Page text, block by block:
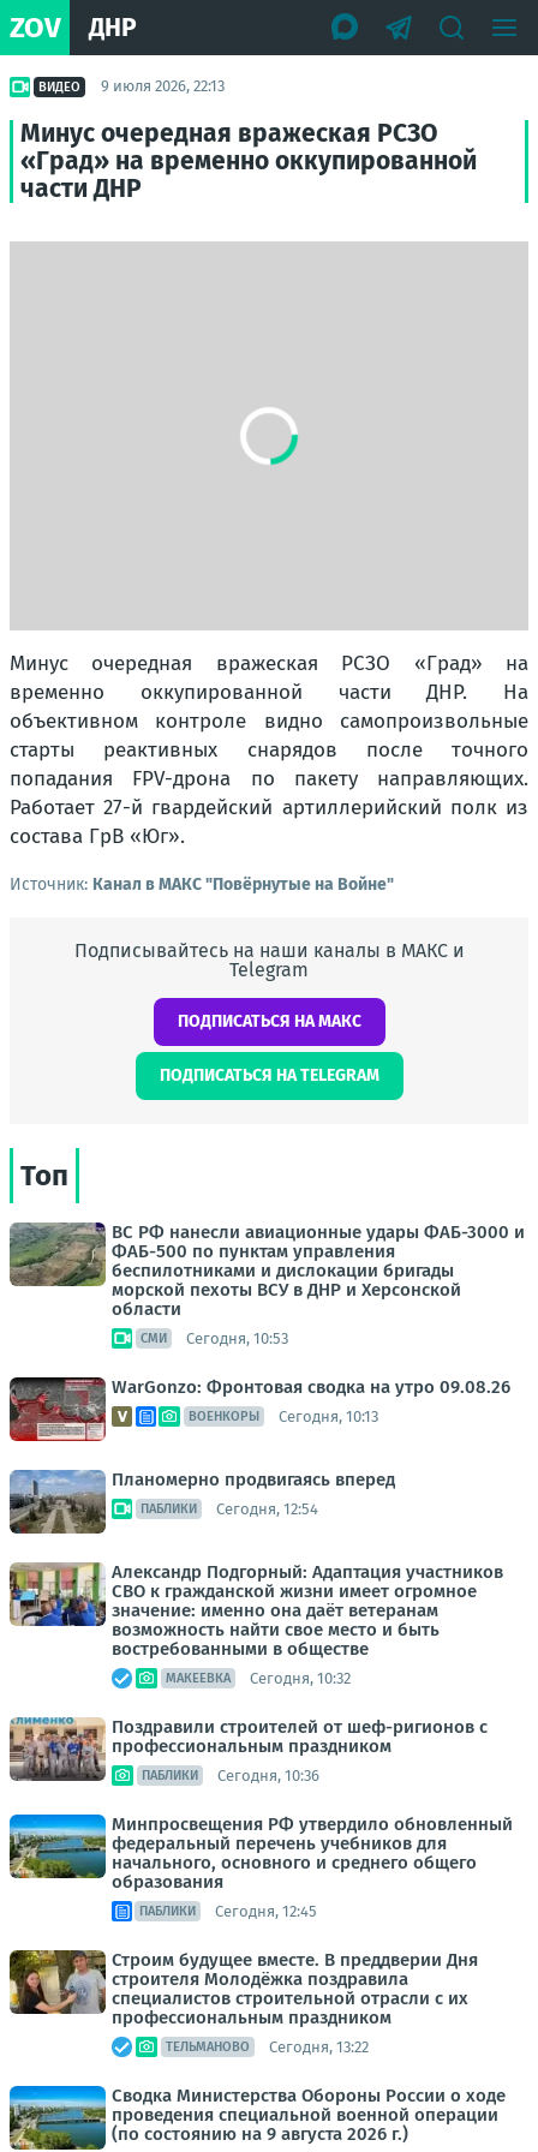
ZOV ДНР
ВИДЕО 9 июля 2026, 22:13
Минус очередная вражеская РСЗО
«Град» на временно оккупированной
части ДНР
Минус очередная вражеская РСЗО «Град» на
временно оккупированной части ДНР. На
объективном контроле видно самопроизвольные
старты реактивных снарядов после точного
попадания FPV-дрона по пакету направляющих.
Работает 27-й гвардейский артиллерийский полк из
состава ГрВ «Юг».
Источник: Канал в МАКС "Повёрнутые на Войне"
Подписывайтесь на наши каналы в МАКС и
Telegram
ПОДПИСАТЬСЯ НА МАКС
ПОДПИСАТЬСЯ НА TELEGRAM
Топ
ВС РФ нанесли авиационные удары ФАБ-3000 и
ФАБ-500 по пунктам управления
беспилотниками и дислокации бригады
морской пехоты ВСУ в ДНР и Херсонской
области
СМИ Сегодня, 10:53
WarGonzo: Фронтовая сводка на утро 09.08.26
ВОЕНКОРЫ Сегодня, 10:13
Планомерно продвигаясь вперед
ПАБЛИКИ Сегодня, 12:54
Александр Подгорный: Адаптация участников
СВО к гражданской жизни имеет огромное
значение: именно она даёт ветеранам
возможность найти свое место и быть
востребованными в обществе
МАКЕЕВКА Сегодня, 10:32
Поздравили строителей от шеф-ригионов с
профессиональным праздником
ПАБЛИКИ Сегодня, 10:36
Минпросвещения РФ утвердило обновленный
федеральный перечень учебников для
начального, основного и среднего общего
образования
ПАБЛИКИ Сегодня, 12:45
Строим будущее вместе. В преддверии Дня
строителя Молодёжка поздравила
специалистов строительной отрасли с их
профессиональным праздником
ТЕЛЬМАНОВО Сегодня, 13:22
Сводка Министерства Обороны России о ходе
проведения специальной военной операции
(по состоянию на 9 августа 2026 г.)